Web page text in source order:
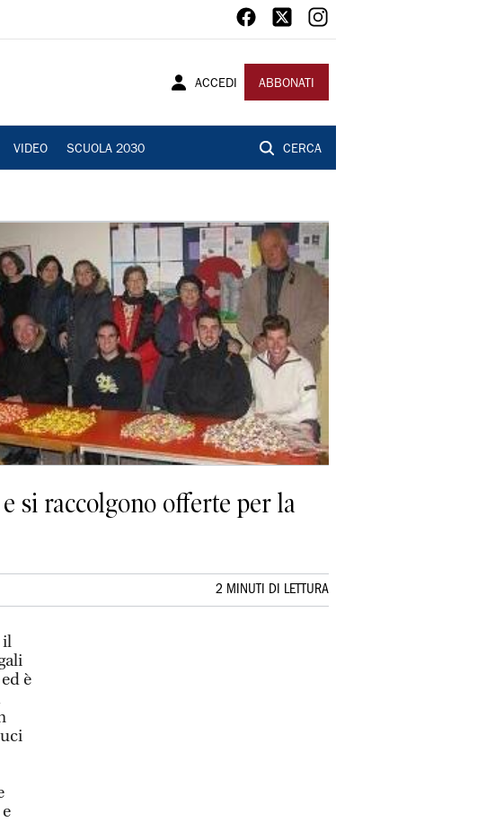
ACCEDI ABBONATI
VIDEO SCUOLA 2030 CERCA
si raccolgono offerte per la
2 MINUTI DI LETTURA
il
è